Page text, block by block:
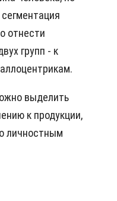
отнести
групп - к
выделить
к продукции,
личностным